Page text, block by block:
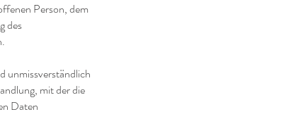
Person, dem
des
unmissverständlich
mit der die
Daten